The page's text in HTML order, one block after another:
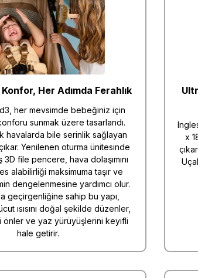
Her Adımda Ferahlık
her mevsimde bebeğiniz için
sunmak üzere tasarlandı.
havalarda bile serinlik sağlayan
Yenilenen oturma ünitesinde
file pencere, hava dolaşımını
alabilirliği maksimuma taşır ve
dengelenmesine yardımcı olur.
geçirgenliğine sahip bu yapı,
ısısını doğal şekilde düzenler,
önler ve yaz yürüyüşlerini keyifli
hale getirir.
x